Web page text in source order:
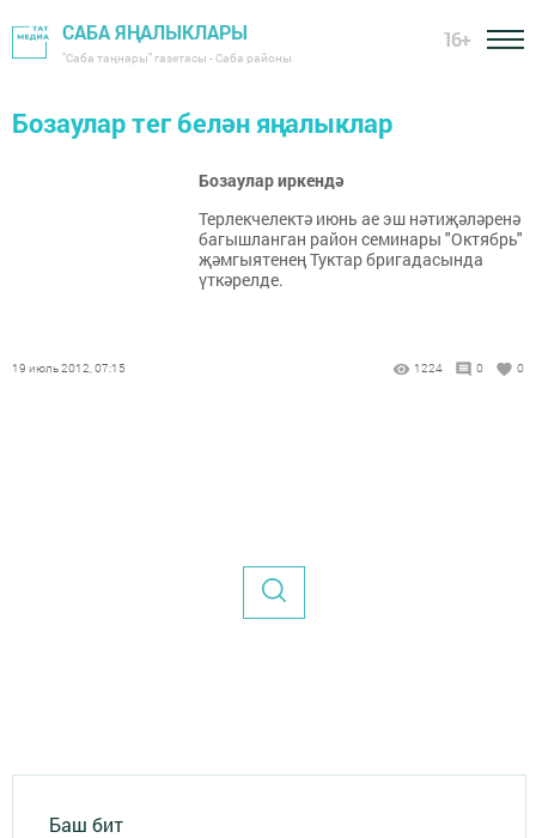
САБА ЯҢАЛЫКЛАРЫ
"Саба таңнары" газетасы - Саба районы
16+
Бозаулар тег белән яңалыклар
Бозаулар иркендә
Терлекчелектә июнь ае эш нәтиҗәләренә
багышланган район семинары "Октябрь"
җәмгыятенең Туктар бригадасында
үткәрелде.
19 июль 2012, 07:15 1224 0 0
Баш бит